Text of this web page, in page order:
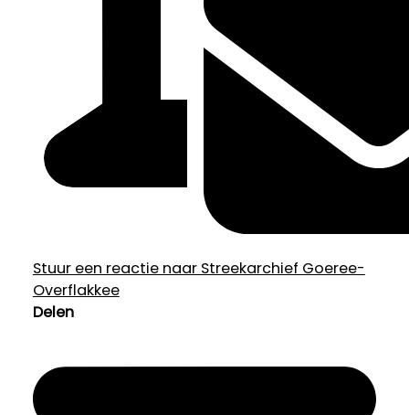
Stuur een reactie naar Streekarchief Goeree-
Overflakkee
Delen